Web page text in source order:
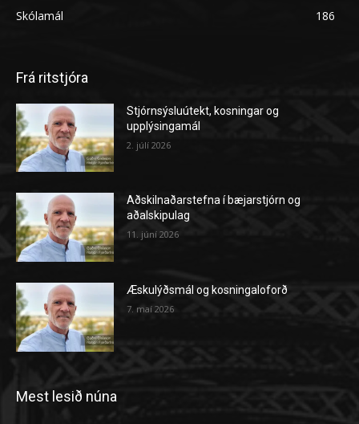
Skólamál
186
Frá ritstjóra
Stjórnsýsluútekt, kosningar og
upplýsingamál
2. júlí 2026
Aðskilnaðarstefna í bæjarstjórn og
aðalskipulag
11. júní 2026
Æskulýðsmál og kosningaloforð
7. maí 2026
Mest lesið núna